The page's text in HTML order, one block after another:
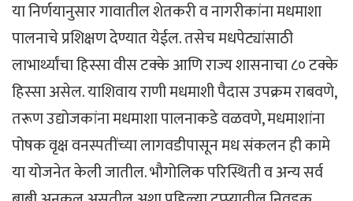
या निर्णयानुसार गावातील शेतकरी व नागरीकांना मधमाशा
पालनाचे प्रशिक्षण देण्यात येईल. तसेच मधपेट्यांसाठी
लाभार्थ्यांचा हिस्सा वीस टक्के आणि राज्य शासनाचा ८० टक्के
हिस्सा असेल. याशिवाय राणी मधमाशी पैदास उपक्रम राबवणे,
तरूण उद्योजकांना मधमाशा पालनाकडे वळवणे, मधमाशांना
पोषक वृक्ष वनस्पतींच्या लागवडीपासून मध संकलन ही कामे
या योजनेत केली जातील. भौगोलिक परिस्थिती व अन्य सर्व